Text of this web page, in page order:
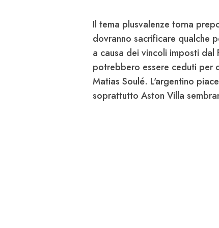
Il tema plusvalenze torna
dovranno sacrificare qualche
a causa dei vincoli imposti dal
potrebbero essere ceduti per
Matias Soulé. L'argentino
soprattutto Aston Villa